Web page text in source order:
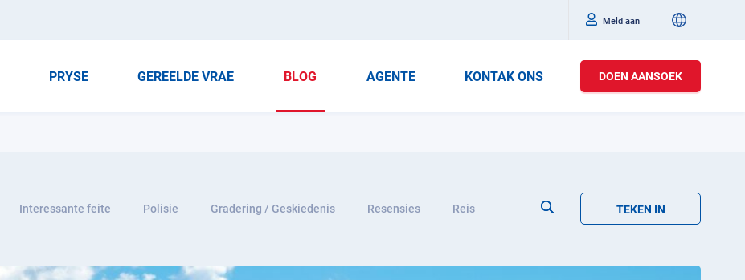
Meld aan
PRYSE GEREELDE VRAE BLOG AGENTE KONTAK ONS DOEN AANSOEK
Interessante feite Polisie Gradering / Geskiedenis Resensies Reis TEKEN IN